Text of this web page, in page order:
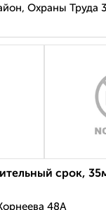
Охраны Труда 3
срок,
48А